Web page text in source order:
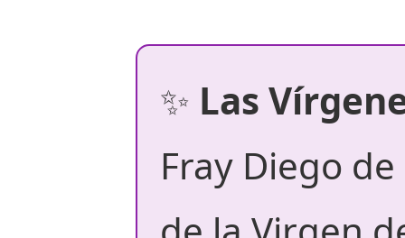
✨ Las
Fray Diego